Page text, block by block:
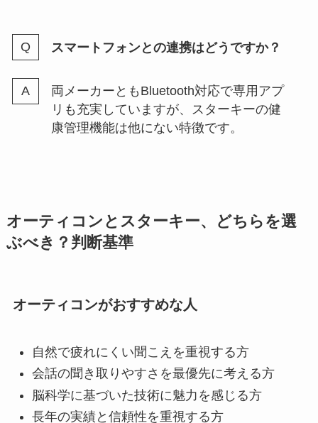
スマートフォンとの連携はどうですか？
両メーカーともBluetooth対応で専用アプ
リも充実していますが、スターキーの健
康管理機能は他にない特徴です。
オーティコンとスターキー、どちらを選
ぶべき？判断基準
オーティコンがおすすめな人
自然で疲れにくい聞こえを重視する方
会話の聞き取りやすさを最優先に考える方
脳科学に基づいた技術に魅力を感じる方
長年の実績と信頼性を重視する方